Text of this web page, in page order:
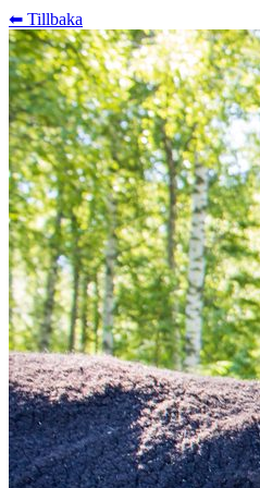
⬅︎ Tillbaka